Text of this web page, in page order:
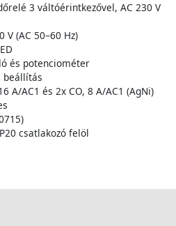
3 váltóérintkezővel, AC 230 V
V (AC 50–60 Hz)
és potenciométer
beállítás
A/AC1 és 2x CO, 8 A/AC1 (AgNi)
csatlakozó felöl